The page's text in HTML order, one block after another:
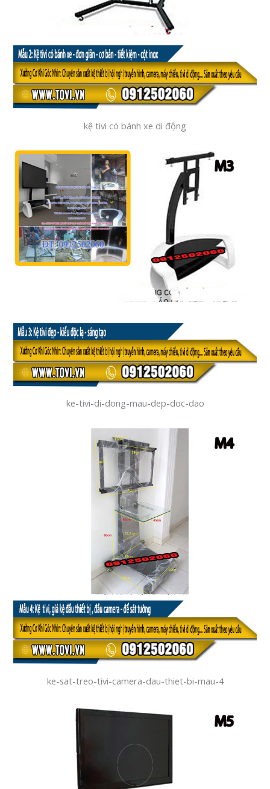
kệ tivi có bánh xe di động
ke-tivi-di-dong-mau-dep-doc-dao
ke-sat-treo-tivi-camera-dau-thiet-bi-mau-4